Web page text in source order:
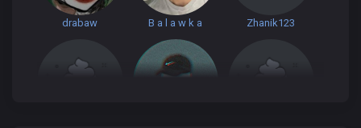
drabaw B a l a w k a Zhanik123